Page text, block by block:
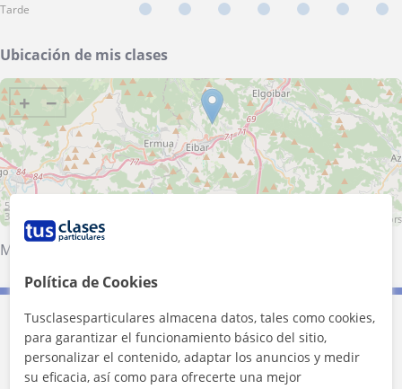
Tarde
Ubicación de mis clases
+ −
5 km
3 mi
contributors
Mallabia
Contacta con Doha
Tarifa
Política de Cookies
Tusclasesparticulares almacena datos, tales como cookies,
para garantizar el funcionamiento básico del sitio,
personalizar el contenido, adaptar los anuncios y medir
su eficacia, así como para ofrecerte una mejor